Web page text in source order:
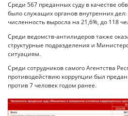
Среди 567 преданных суду в качестве
было служащих органов внутренних дел:
численность выросла на 21,6%, до 118
Среди ведомств-антилидеров также
структурные подразделения и
ситуациям.
Среди сотрудников самого Агентства
противодействию коррупции был предан
против 7 человек годом ранее.